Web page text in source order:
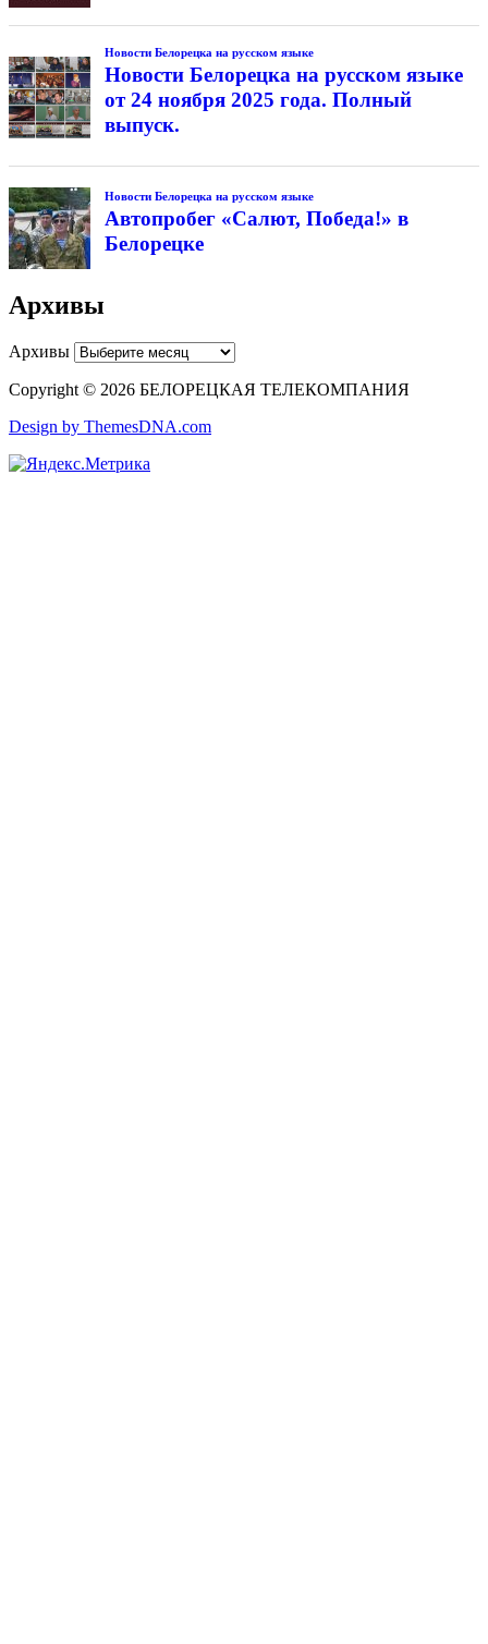
Новости Белорецка на русском языке
Новости Белорецка на русском языке
от 24 ноября 2025 года. Полный
выпуск.
Новости Белорецка на русском языке
Автопробег «Салют, Победа!» в
Белорецке
Архивы
Архивы
Copyright © 2026 БЕЛОРЕЦКАЯ ТЕЛЕКОМПАНИЯ
Design by ThemesDNA.com